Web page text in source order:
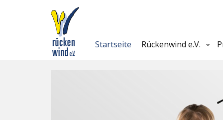
Startseite Rückenwind e.V.